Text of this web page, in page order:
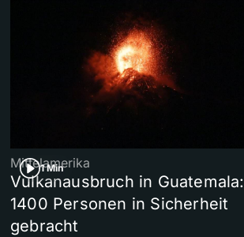
1 Min
Mittelamerika
Vulkanausbruch in Guatemala:
1400 Personen in Sicherheit
gebracht